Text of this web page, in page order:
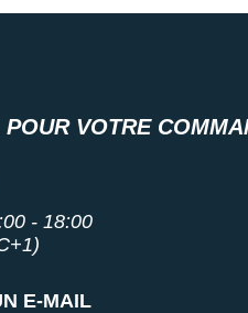
VOTRE
- 18:00
E-MAIL